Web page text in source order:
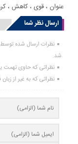
عنوان ،قوی ،کاهش ،
ارسال نظر شما
انتشار یافته : 0
نظرات ارسال شده
شد.
نظراتی که حاوی تهمت
نظراتی که به غیر از